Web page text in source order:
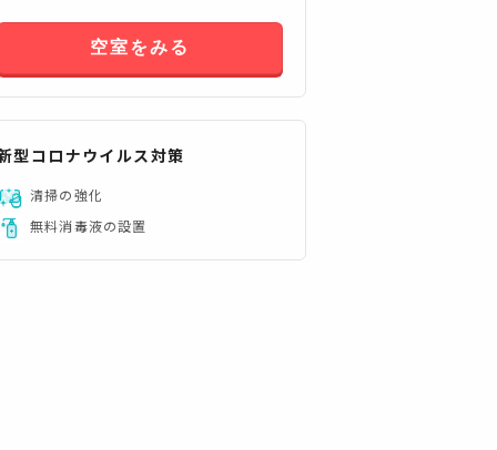
すべてみる
空室をみる
型コロナウイルス対策
清掃の強化
無料消毒液の設置